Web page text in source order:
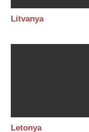
Litvanya
Letonya